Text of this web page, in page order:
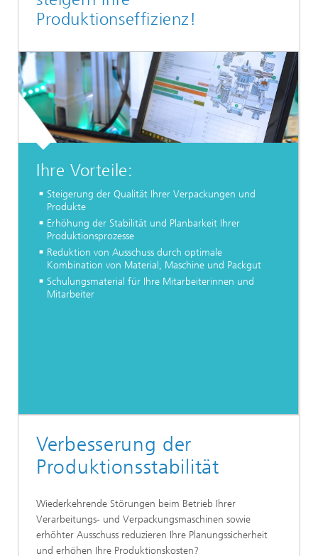
Produktionseffizienz!
Ihre Vorteile:
Steigerung der Qualität Ihrer Verpackungen und
Produkte
Erhöhung der Stabilität und Planbarkeit Ihrer
Produktionsprozesse
Reduktion von Ausschuss durch optimale
Kombination von Material, Maschine und Packgut
Schulungsmaterial für Ihre Mitarbeiterinnen und
Mitarbeiter
Verbesserung der
Produktionsstabilität
Wiederkehrende Störungen beim Betrieb Ihrer
Verarbeitungs- und Verpackungsmaschinen sowie
erhöhter Ausschuss reduzieren Ihre Planungssicherheit
und erhöhen Ihre Produktionskosten?